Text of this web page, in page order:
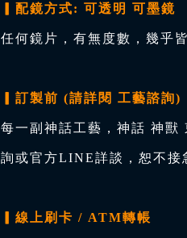
▎配鏡方式: 可透明 可墨鏡
任何鏡片，有無度數，幾乎
▎訂製前 (請詳閱 工藝諮詢)
每一副神話工藝，神話 神獸
詢或官方LINE詳談，恕不接
▎線上刷卡 / ATM轉帳